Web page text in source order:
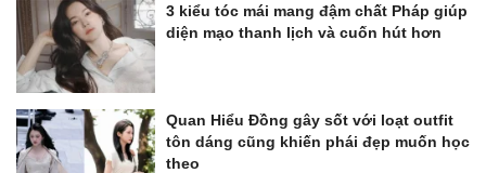
3 kiểu tóc mái mang đậm chất Pháp giúp
diện mạo thanh lịch và cuốn hút hơn
Quan Hiểu Đồng gây sốt với loạt outfit
tôn dáng cũng khiến phái đẹp muốn học
theo